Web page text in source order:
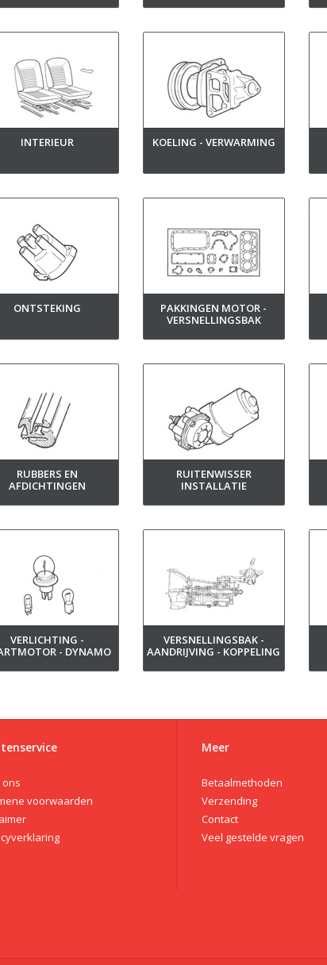
INTERIEUR KOELING - VERWARMING
ONTSTEKING
PAKKINGEN MOTOR -
VERSNELLINGSBAK
RUBBERS EN
AFDICHTINGEN
RUITENWISSER
INSTALLATIE
VERLICHTING -
- DYNAMO
VERSNELLINGSBAK -
AANDRIJVING - KOPPELING
ons
voorwaarden
Meer
Betaalmethoden
Verzending
Contact
Veel gestelde vragen